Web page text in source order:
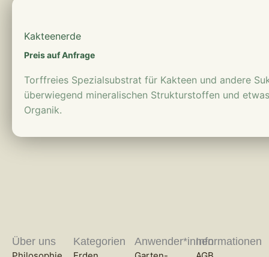
Kakteenerde
Preis auf Anfrage
Torffreies Spezialsubstrat für Kakteen und andere
überwiegend mineralischen Strukturstoffen und
Organik.
Über uns Kategorien Anwender*innenInformationen